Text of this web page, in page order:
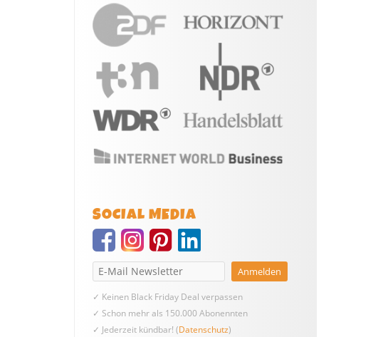
SOCIAL MEDIA
✓ Keinen Black Friday Deal verpassen
✓ Schon mehr als 150.000 Abonennten
✓ Jederzeit kündbar! (Datenschutz)